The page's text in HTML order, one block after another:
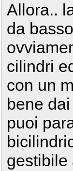
Allora..
da
cilindri
con un
bene
puoi
gestibile